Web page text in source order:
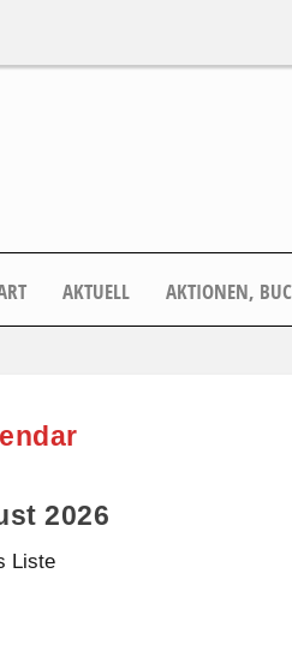
AKTUELL AKTIONEN,
2026
Liste